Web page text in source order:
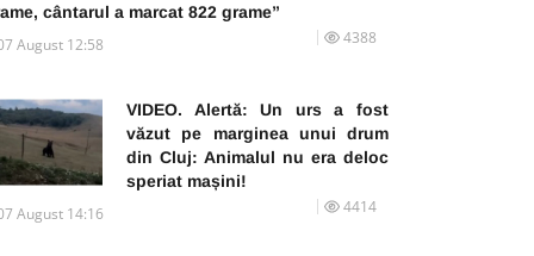
cântarul a marcat 822 grame”
August 12:58 4388
VIDEO. Alertă: Un urs a fost
văzut pe marginea unui drum
din Cluj: Animalul nu era deloc
speriat mașini!
August 14:16 4414